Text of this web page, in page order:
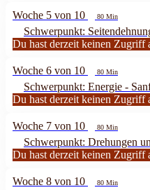
Woche 5 von 10 80 Min
Schwerpunkt:
Du hast derzeit keinen Zugriff
Woche 6 von 10 80 Min
Schwerpunkt: Energie -
Du hast derzeit keinen Zugriff
Woche 7 von 10 80 Min
Schwerpunkt: Drehungen
Du hast derzeit keinen Zugriff
Woche 8 von 10 80 Min